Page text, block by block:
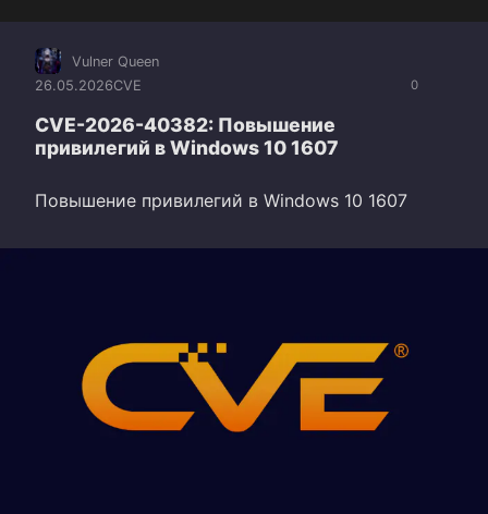
0
Vulner Queen
26.05.2026CVE
CVE-2026-40382: Повышение
привилегий в Windows 10 1607
Повышение привилегий в Windows 10 1607